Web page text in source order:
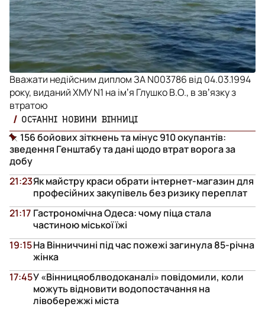
Вважати недійсним диплом ЗА N003786 від 04.03.1994
року, виданий ХМУ N1 на імʼя Глушко В.О., в звʼязку з
втратою
ОСТАННІ НОВИНИ ВІННИЦІ
156 бойових зіткнень та мінус 910 окупантів:
зведення Генштабу та дані щодо втрат ворога за
добу
Як майстру краси обрати інтернет-магазин для
професійних закупівель без ризику переплат
21:23
Гастрономічна Одеса: чому піца стала
частиною міської їжі
21:17
На Вінниччині під час пожежі загинула 85-річна
жінка
19:15
У «Вінницяоблводоканалі» повідомили, коли
можуть відновити водопостачання на
лівобережжі міста
17:45